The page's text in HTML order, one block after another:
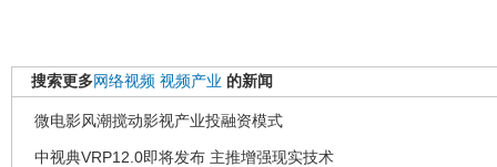
搜索更多网络视频 视频产业 的新闻
微电影风潮搅动影视产业投融资模式
中视典VRP12.0即将发布 主推增强现实技术